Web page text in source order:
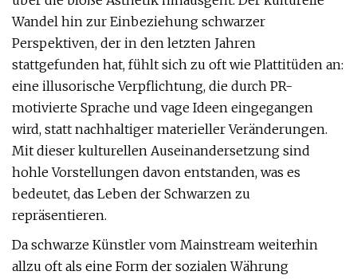
Wandel hin zur Einbeziehung schwarzer
Perspektiven, der in den letzten Jahren
stattgefunden hat, fühlt sich zu oft wie Plattitüden an:
eine illusorische Verpflichtung, die durch PR-
motivierte Sprache und vage Ideen eingegangen
wird, statt nachhaltiger materieller Veränderungen.
Mit dieser kulturellen Auseinandersetzung sind
hohle Vorstellungen davon entstanden, was es
bedeutet, das Leben der Schwarzen zu
repräsentieren.
Da schwarze Künstler vom Mainstream weiterhin
allzu oft als eine Form der sozialen Währung